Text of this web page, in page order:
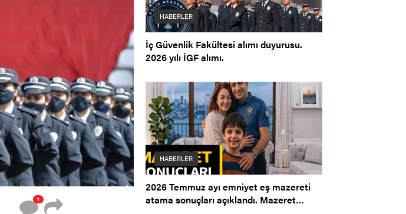
1
HABERLER
İç Güvenlik Fakültesi alımı duyurusu.
2026 yılı İGF alımı.
HABERLER
2026 Temmuz ayı emniyet eş mazereti
atama sonuçları açıklandı. Mazeret